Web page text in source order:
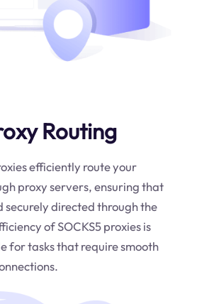
Routing
efficiently route your
proxy servers, ensuring that
securely directed through the
of SOCKS5 proxies is
for tasks that require smooth